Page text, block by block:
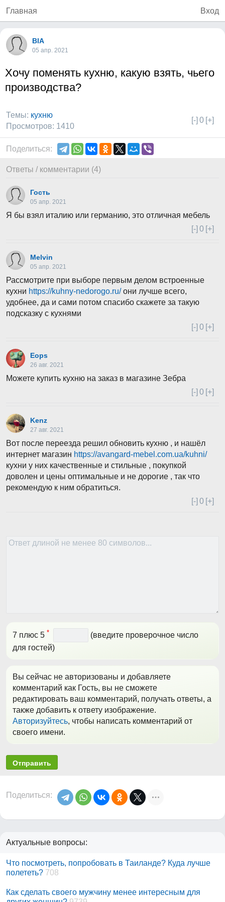
Главная Вход
BlA
05 апр. 2021
Хочу поменять кухню, какую взять, чьего
производства?
[-] 0 [+]
Темы: кухню
Просмотров: 1410
Поделиться:
Ответы / комментарии (4)
Гость
05 апр. 2021
Я бы взял италию или германию, это отличная мебель
[-] 0 [+]
Melvin
05 апр. 2021
Рассмотрите при выборе первым делом встроенные
кухни https://kuhny-nedorogo.ru/они лучше всего,
удобнее, да и сами потом спасибо скажете за такую
подсказку с кухнями
[-] 0 [+]
Eops
26 авг. 2021
Можете купить кухню на заказ в магазине Зебра
[-] 0 [+]
Kenz
27 авг. 2021
Вот после переезда решил обновить кухню , и нашёл
интернет магазин https://avangard-mebel.com.ua/kuhni/
кухни у них качественные и стильные , покупкой
доволен и цены оптимальные и не дорогие , так что
рекомендую к ним обратиться.
[-] 0 [+]
7 плюс 5 *
(введите проверочное число
для гостей)
Вы сейчас не авторизованы и добавляете
комментарий как Гость, вы не сможете
редактировать ваш комментарий, получать ответы, а
также добавить к ответу изображение.
Авторизуйтесь, чтобы написать комментарий от
своего имени.
Отправить
Поделиться:
Актуальные вопросы:
Что посмотреть, попробовать в Таиланде? Куда лучше
полететь? 708
Как сделать своего мужчину менее интересным для